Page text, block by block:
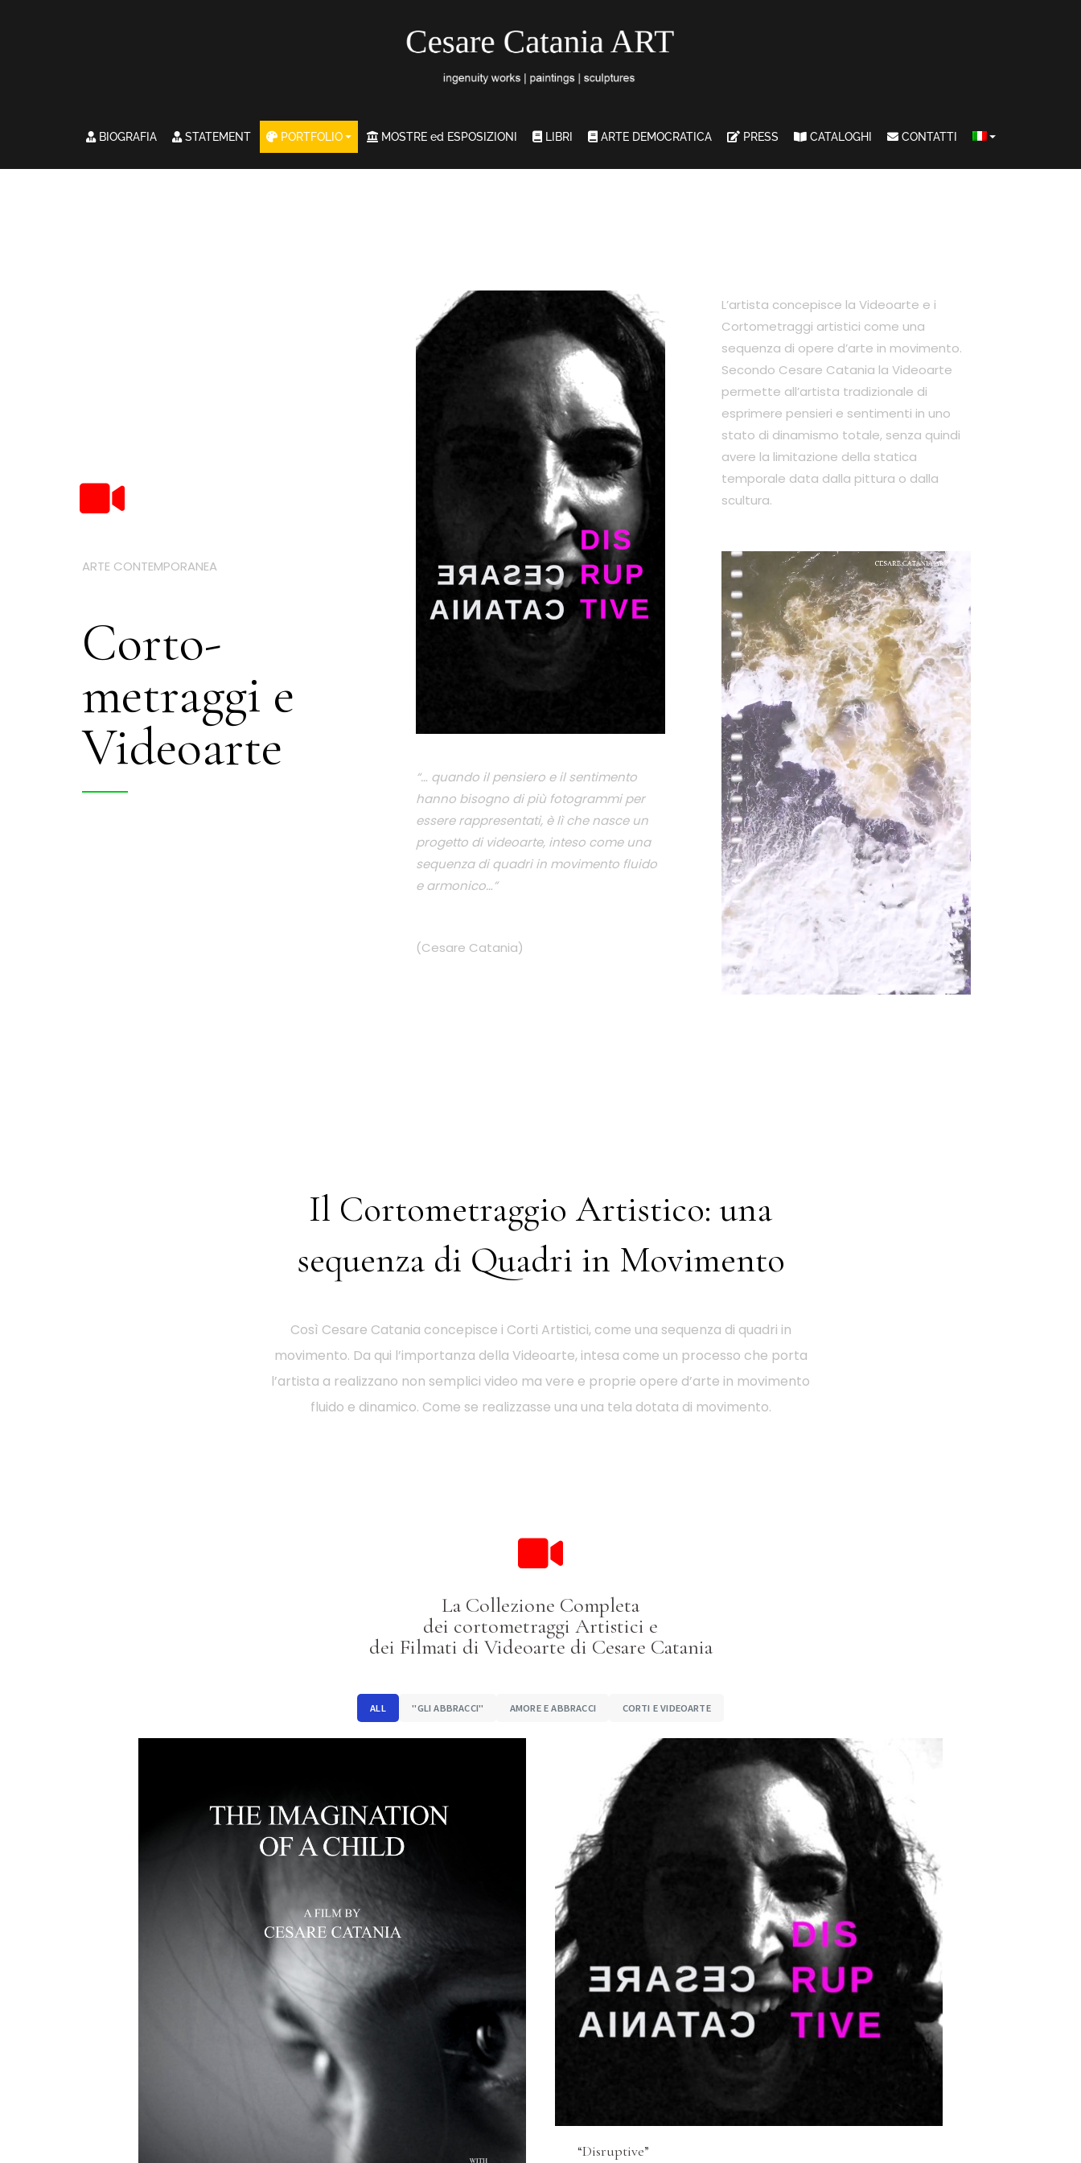
BIOGRAFIA STATEMENT PORTFOLIO MOSTRE ed ESPOSIZIONI LIBRI ARTE DEMOCRATICA PRESS CATALOGHI CONTATTI
ARTE CONTEMPORANEA
Corto-
metraggi e
Videoarte
“… quando il pensiero e il sentimento
hanno bisogno di più fotogrammi per
essere rappresentati, è lì che nasce un
progetto di videoarte, inteso come una
sequenza di quadri in movimento fluido
e armonico…”
(Cesare Catania)
L’artista concepisce la Videoarte e i
Cortometraggi artistici come una
sequenza di opere d’arte in movimento.
Secondo Cesare Catania la Videoarte
permette all’artista tradizionale di
esprimere pensieri e sentimenti in uno
stato di dinamismo totale, senza quindi
avere la limitazione della statica
temporale data dalla pittura o dalla
scultura.
Il Cortometraggio Artistico: una
sequenza di Quadri in Movimento
Così Cesare Catania concepisce i Corti Artistici, come una sequenza di quadri in
movimento. Da qui l’importanza della Videoarte, intesa come un processo che porta
l’artista a realizzano non semplici video ma vere e proprie opere d’arte in movimento
fluido e dinamico. Come se realizzasse una una tela dotata di movimento.
La Collezione Completa
dei cortometraggi Artistici e
dei Filmati di Videoarte di Cesare Catania
ALL "GLI ABBRACCI" AMORE E ABBRACCI CORTI E VIDEOARTE
“Disruptive”